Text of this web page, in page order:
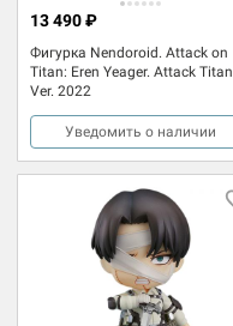
Фигурка Nendoroid. Attack on
Titan: Eren Yeager. Attack Titan
Ver. 2022
13 490 ₽
Уведомить о наличии